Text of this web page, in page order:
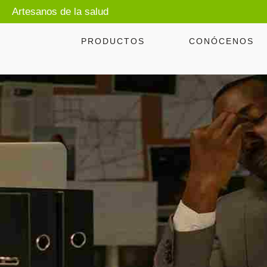
Artesanos de la salud
PRODUCTOS CONÓCENOS